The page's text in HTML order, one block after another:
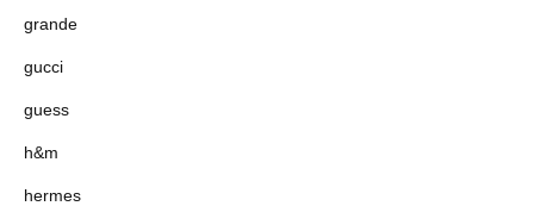
grande
gucci
guess
h&m
hermes